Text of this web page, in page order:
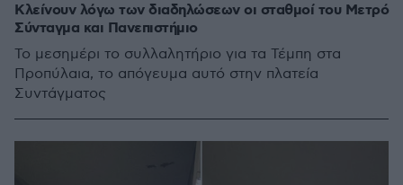
Κλείνουν λόγω των διαδηλώσεων οι σταθμοί του Μετρό
Σύνταγμα και Πανεπιστήμιο
Το μεσημέρι το συλλαλητήριο για τα Τέμπη στα
Προπύλαια, το απόγευμα αυτό στην πλατεία
Συντάγματος